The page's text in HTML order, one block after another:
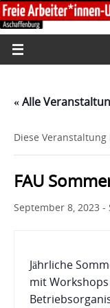
« Alle
Diese
FAU
September 8, 2023 -
Jährliche
mit